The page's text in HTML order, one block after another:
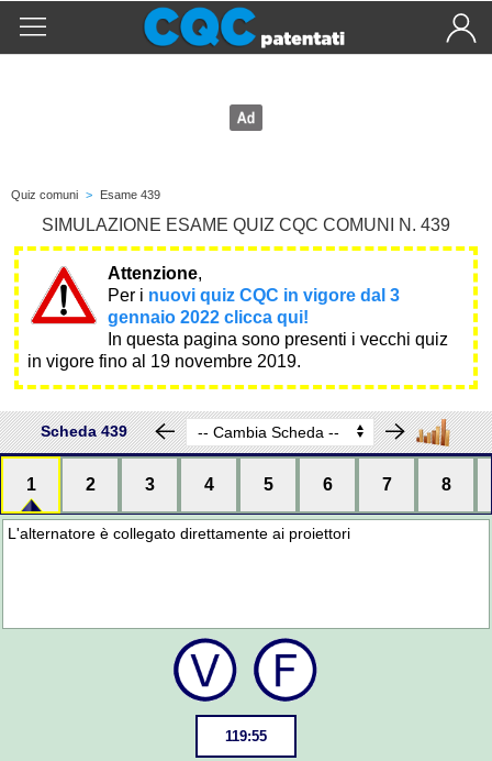
Quiz comuni > Esame 439
SIMULAZIONE ESAME QUIZ CQC COMUNI N. 439
Attenzione,
Per i nuovi quiz CQC in vigore dal 3
gennaio 2022 clicca qui!
In questa pagina sono presenti i vecchi quiz
in vigore fino al 19 novembre 2019.
Scheda 439
1 2 3 4 5 6 7 8
L'alternatore è collegato direttamente ai proiettori
119:55